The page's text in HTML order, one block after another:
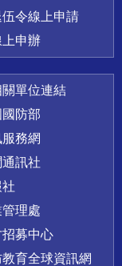
伍令線上申請
申辦
關單位連結
防部
務網
訊社
理處
招募中心
育全球資訊網